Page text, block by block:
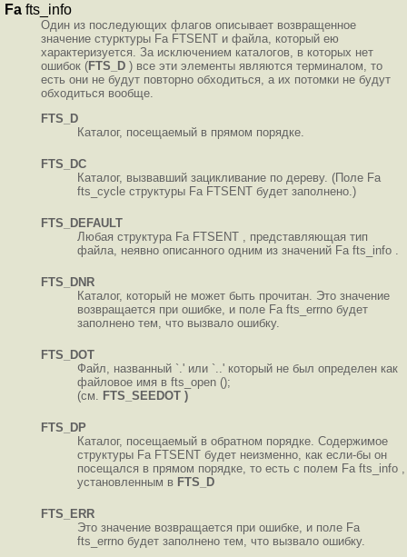
Fa fts_info
Один из последующих флагов описывает возвращенное
значение стурктуры Fa FTSENT и файла, который ею
характеризуется. За исключением каталогов, в которых нет
ошибок (FTS_D ) все эти элементы являются терминалом, то
есть они не будут повторно обходиться, а их потомки не будут
обходиться вообще.
FTS_D
Каталог, посещаемый в прямом порядке.
FTS_DC
Каталог, вызвавший зацикливание по дереву. (Поле Fa
fts_cycle структуры Fa FTSENT будет заполнено.)
FTS_DEFAULT
Любая структура Fa FTSENT , представляющая тип
файла, неявно описанного одним из значений Fa fts_info .
FTS_DNR
Каталог, который не может быть прочитан. Это значение
возвращается при ошибке, и поле Fa fts_errno будет
заполнено тем, что вызвало ошибку.
FTS_DOT
Файл, названный `.' или `..' который не был определен как
файловое имя в fts_open ();
(см.
FTS_SEEDOT )
FTS_DP
Каталог, посещаемый в обратном порядке. Содержимое
структуры Fa FTSENT будет неизменно, как если-бы он
посещался в прямом порядке, то есть с полем Fa fts_info ,
установленным в FTS_D
FTS_ERR
Это значение возвращается при ошибке, и поле Fa
fts_errno будет заполнено тем, что вызвало ошибку.